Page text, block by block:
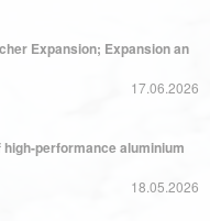
Expansion; Expansion an
17.06.2026
performance aluminium
18.05.2026